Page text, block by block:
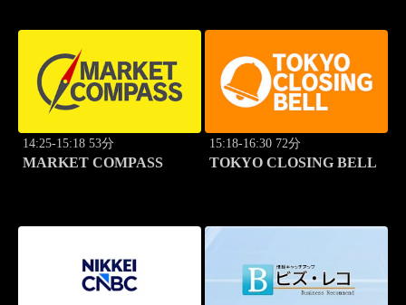
14:25-15:18 53分
MARKET COMPASS
15:18-16:30 72分
TOKYO CLOSING BELL